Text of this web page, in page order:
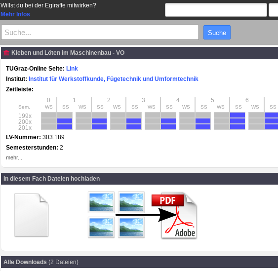
Willst du bei der Egiraffe mitwirken?
Mehr Infos
Kleben und Löten im Maschinenbau - VO
TUGraz-Online Seite: Link
Institut: Institut für Werkstoffkunde, Fügetechnik und Umformtechnik
Zeitleiste:
0
1 2 3 4 5 6
Sem. WS SS WS SS WS SS WS SS WS SS WS SS WS SS
199x
200x
201x
LV-Nummer: 303.189
Semesterstunden: 2
mehr...
In diesem Fach Dateien hochladen
Alle Downloads (2 Dateien)